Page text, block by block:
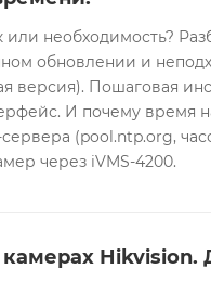
необходимость?
обновлении и
версия). Пошаговая
И почему время
(pool.ntp.org,
через iVMS-4200.
Hikvision.